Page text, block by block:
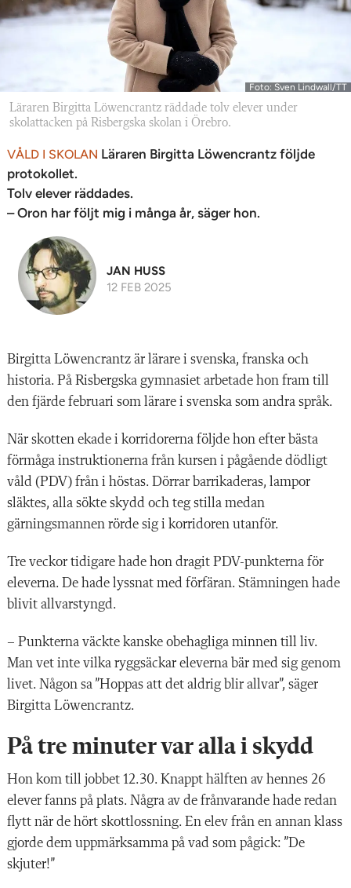
Foto: Sven Lindwall/TT
Läraren Birgitta Löwencrantz räddade tolv elever under
skolattacken på Risbergska skolan i Örebro.
VÅLD I SKOLAN Läraren Birgitta Löwencrantz följde
protokollet.
Tolv elever räddades.
– Oron har följt mig i många år, säger hon.
JAN HUSS
12 FEB 2025
Birgitta Löwencrantz är lärare i svenska, franska och
historia. På Risbergska gymnasiet arbetade hon fram till
den fjärde februari som lärare i svenska som andra språk.
När skotten ekade i korridorerna följde hon efter bästa
förmåga instruktionerna från kursen i pågående dödligt
våld (PDV) från i höstas. Dörrar barrikaderas, lampor
släktes, alla sökte skydd och teg stilla medan
gärningsmannen rörde sig i korridoren utanför.
Tre veckor tidigare hade hon dragit PDV-punkterna för
eleverna. De hade lyssnat med förfäran. Stämningen hade
blivit allvarstyngd.
– Punkterna väckte kanske obehagliga minnen till liv.
Man vet inte vilka ryggsäckar eleverna bär med sig genom
livet. Någon sa ”Hoppas att det aldrig blir allvar”, säger
Birgitta Löwencrantz.
På tre minuter var alla i skydd
Hon kom till jobbet 12.30. Knappt hälften av hennes 26
elever fanns på plats. Några av de frånvarande hade redan
flytt när de hört skottlossning. En elev från en annan klass
gjorde dem uppmärksamma på vad som pågick: ”De
skjuter!”